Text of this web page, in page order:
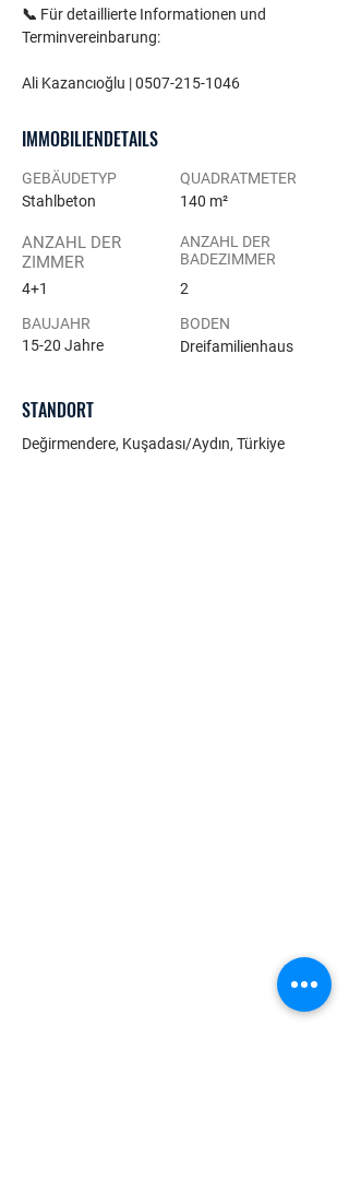
📞 Für detaillierte Informationen und
Terminvereinbarung:
Ali Kazancıoğlu | 0507-215-1046
IMMOBILIENDETAILS
GEBÄUDETYP
Stahlbeton
ANZAHL DER
ZIMMER
4+1
BAUJAHR
15-20 Jahre
QUADRATMETER
140 m²
ANZAHL DER
BADEZIMMER
2
BODEN
Dreifamilienhaus
STANDORT
Değirmendere, Kuşadası/Aydın, Türkiye